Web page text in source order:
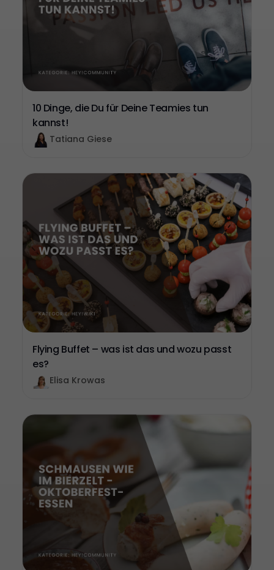
10 Dinge, die Du für Deine Teamies tun
kannst!
Tatiana Giese
Flying Buffet – was ist das und wozu passt
es?
Elisa Krowas